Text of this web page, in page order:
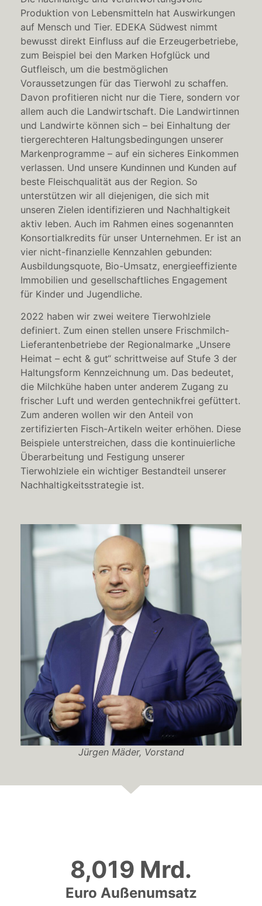
Produktion von Lebensmitteln hat Auswirkungen
auf Mensch und Tier. EDEKA Südwest nimmt
bewusst direkt Einfluss auf die Erzeugerbetriebe,
zum Beispiel bei den Marken Hofglück und
Gutfleisch, um die bestmöglichen
Voraussetzungen für das Tierwohl zu schaffen.
Davon profitieren nicht nur die Tiere, sondern vor
allem auch die Landwirtschaft. Die Landwirtinnen
und Landwirte können sich – bei Einhaltung der
tiergerechteren Haltungsbedingungen unserer
Markenprogramme – auf ein sicheres Einkommen
verlassen. Und unsere Kundinnen und Kunden auf
beste Fleischqualität aus der Region. So
unterstützen wir all diejenigen, die sich mit
unseren Zielen identifizieren und Nachhaltigkeit
aktiv leben. Auch im Rahmen eines sogenannten
Konsortialkredits für unser Unternehmen. Er ist an
vier nicht-finanzielle Kennzahlen gebunden:
Ausbildungsquote, Bio-Umsatz, energieeffiziente
Immobilien und gesellschaftliches Engagement
für Kinder und Jugendliche.
2022 haben wir zwei weitere Tierwohlziele
definiert. Zum einen stellen unsere Frischmilch-
Lieferantenbetriebe der Regionalmarke „Unsere
Heimat – echt & gut“ schrittweise auf Stufe 3 der
Haltungsform Kennzeichnung um. Das bedeutet,
die Milchkühe haben unter anderem Zugang zu
frischer Luft und werden gentechnikfrei gefüttert.
Zum anderen wollen wir den Anteil von
zertifizierten Fisch-Artikeln weiter erhöhen. Diese
Beispiele unterstreichen, dass die kontinuierliche
Überarbeitung und Festigung unserer
Tierwohlziele ein wichtiger Bestandteil unserer
Nachhaltigkeitsstrategie ist.
Jürgen Mäder, Vorstand
8,019 Mrd.
Euro Außenumsatz